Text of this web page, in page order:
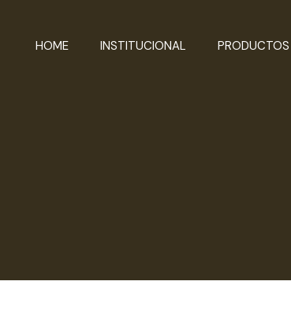
HOME INSTITUCIONAL PRODUCTOS